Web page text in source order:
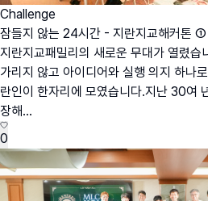
Challenge
잠들지 않는 24시간 - 지란지교해커톤 ①
지란지교패밀리의 새로운 무대가 열렸습
가리지 않고 아이디어와 실행 의지 하나
란인이 한자리에 모였습니다.지난 30여
장해...
0